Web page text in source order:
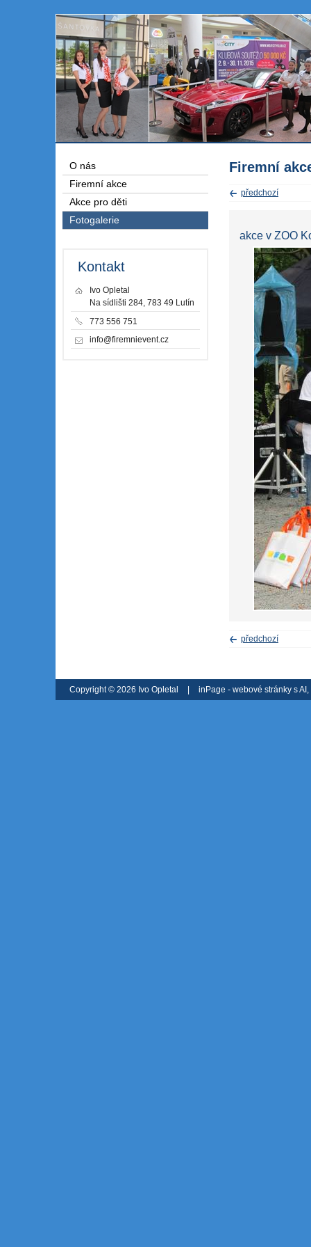
Firemní
předchozí
akce v ZOO
předchozí
O nás
Firemní akce
Akce pro děti
Fotogalerie
Kontakt
Ivo Opletal
Na sídlišti 284, 783 49 Lutín
773 556 751
info@firemnievent.cz
Copyright © 2026 Ivo Opletal | inPage - webové stránky s AI,